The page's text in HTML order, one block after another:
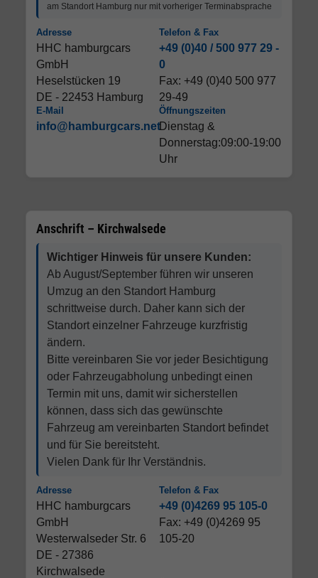
am Standort Hamburg nur mit vorheriger Terminabsprache
Adresse
HHC hamburgcars
GmbH
Heselstücken 19
DE - 22453 Hamburg
Telefon & Fax
+49 (0)40 / 500 977 29 -
0
Fax: +49 (0)40 500 977
29-49
E-Mail
info@hamburgcars.net
Öffnungszeiten
Dienstag &
Donnerstag:09:00-19:00
Uhr
Anschrift – Kirchwalsede
Wichtiger Hinweis für unsere Kunden:
Ab August/September führen wir unseren
Umzug an den Standort Hamburg
schrittweise durch. Daher kann sich der
Standort einzelner Fahrzeuge kurzfristig
ändern.
Bitte vereinbaren Sie vor jeder Besichtigung
oder Fahrzeugabholung unbedingt einen
Termin mit uns, damit wir sicherstellen
können, dass sich das gewünschte
Fahrzeug am vereinbarten Standort befindet
und für Sie bereitsteht.
Vielen Dank für Ihr Verständnis.
Adresse
HHC hamburgcars
GmbH
Westerwalseder Str. 6
DE - 27386
Kirchwalsede
Telefon & Fax
+49 (0)4269 95 105-0
Fax: +49 (0)4269 95
105-20